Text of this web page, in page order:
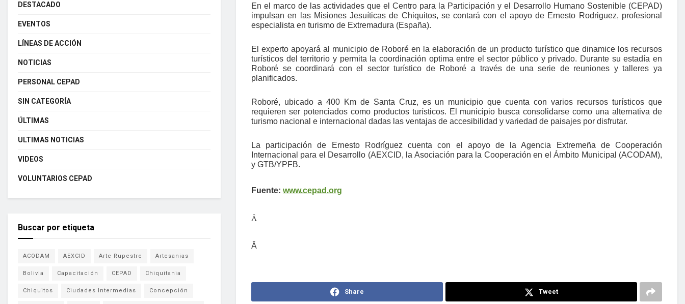
En el marco de las actividades que el Centro para la Participación y el Desarrollo Humano Sostenible (CEPAD)
impulsan en las Misiones Jesuíticas de Chiquitos, se contará con el apoyo de Ernesto Rodriguez, profesional
especialista en turismo de Extremadura (España).
El experto apoyará al municipio de Roboré en la elaboración de un producto turístico que dinamice los recursos
turísticos del territorio y permita la coordinación optima entre el sector público y privado. Durante su estadía en
Roboré se coordinará con el sector turístico de Roboré a través de una serie de reuniones y talleres ya
planificados.
Roboré, ubicado a 400 Km de Santa Cruz, es un municipio que cuenta con varios recursos turísticos que
requieren ser potenciados como productos turísticos. El municipio busca consolidarse como una alternativa de
turismo nacional e internacional dadas las ventajas de accesibilidad y variedad de paisajes por disfrutar.
La participación de Ernesto Rodríguez cuenta con el apoyo de la Agencia Extremeña de Cooperación
Internacional para el Desarrollo (AEXCID, la Asociación para la Cooperación en el Ámbito Municipal (ACODAM),
y GTB/YPFB.
Fuente: www.cepad.org
Â
Â
Share Tweet
DESTACADO
EVENTOS
LÍNEAS DE ACCIÓN
NOTICIAS
PERSONAL CEPAD
SIN CATEGORÍA
ÚLTIMAS
ULTIMAS NOTICIAS
VIDEOS
VOLUNTARIOS CEPAD
Buscar por etiqueta
ACODAM AEXCID Arte Rupestre Artesanias
Bolivia Capacitación CEPAD Chiquitania
Chiquitos Ciudades Intermedias Concepción